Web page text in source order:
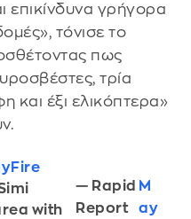
επικίνδυνα γρήγορα
τόνισε το
πως
τρία
και έξι ελικόπτερα»
with
— Rapid
Report
M
ay